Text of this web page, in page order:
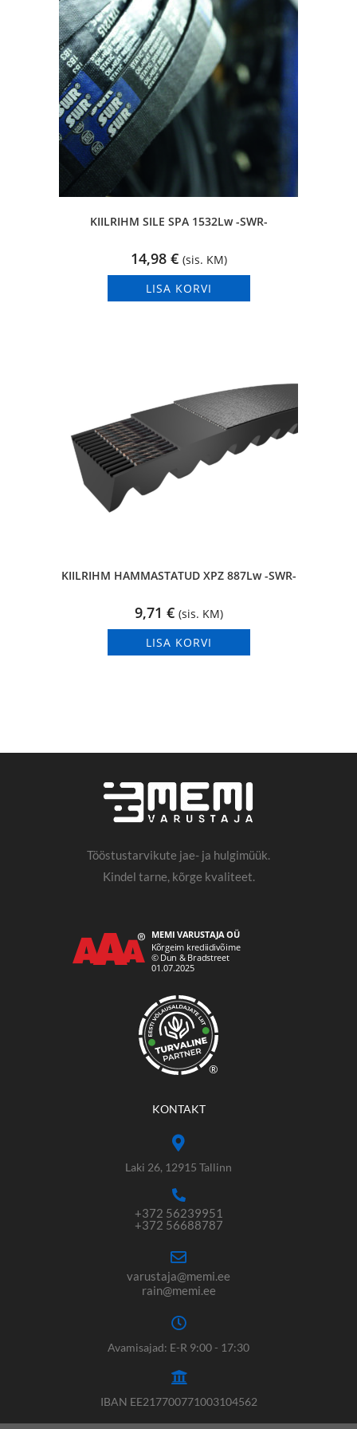
KIILRIHM SILE SPA 1532Lw -SWR-
14,98 € (sis. KM)
LISA KORVI
KIILRIHM HAMMASTATUD XPZ 887Lw -SWR-
9,71 € (sis. KM)
LISA KORVI
Tööstustarvikute jae- ja hulgimüük.
Kindel tarne, kõrge kvaliteet.
®
KONTAKT
Laki 26, 12915 Tallinn
+372 56239951
+372 56688787
varustaja@memi.ee
rain@memi.ee
Avamisajad: E-R 9:00 - 17:30
IBAN EE217700771003104562